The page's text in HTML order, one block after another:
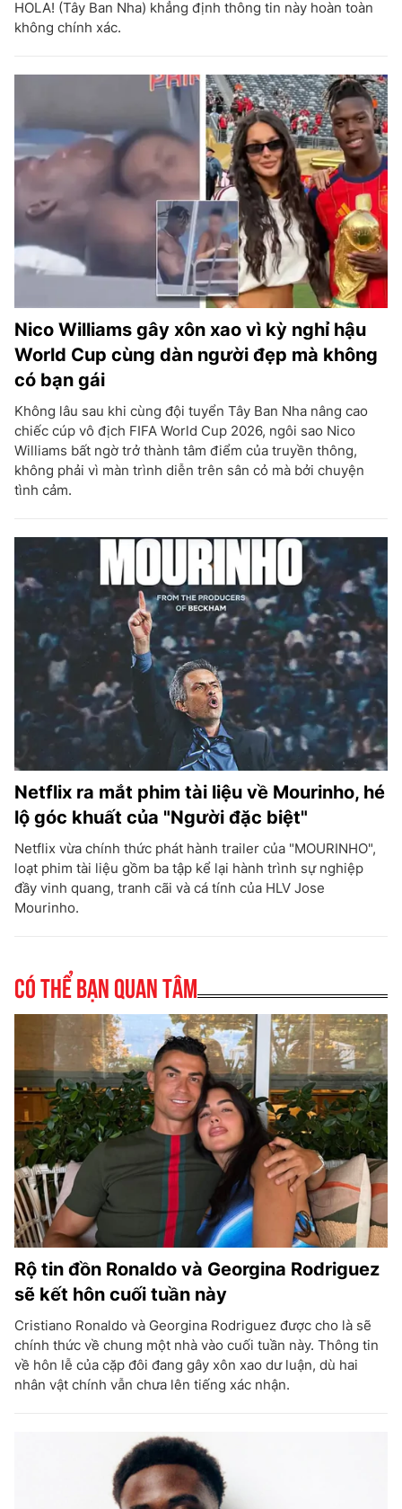
HOLA! (Tây Ban Nha) khẳng định thông tin này hoàn toàn
không chính xác.
Nico Williams gây xôn xao vì kỳ nghỉ hậu
World Cup cùng dàn người đẹp mà không
có bạn gái
Không lâu sau khi cùng đội tuyển Tây Ban Nha nâng cao
chiếc cúp vô địch FIFA World Cup 2026, ngôi sao Nico
Williams bất ngờ trở thành tâm điểm của truyền thông,
không phải vì màn trình diễn trên sân cỏ mà bởi chuyện
tình cảm.
Netflix ra mắt phim tài liệu về Mourinho, hé
lộ góc khuất của "Người đặc biệt"
Netflix vừa chính thức phát hành trailer của "MOURINHO",
loạt phim tài liệu gồm ba tập kể lại hành trình sự nghiệp
đầy vinh quang, tranh cãi và cá tính của HLV Jose
Mourinho.
Có thể bạn quan tâm
Rộ tin đồn Ronaldo và Georgina Rodriguez
sẽ kết hôn cuối tuần này
Cristiano Ronaldo và Georgina Rodriguez được cho là sẽ
chính thức về chung một nhà vào cuối tuần này. Thông tin
về hôn lễ của cặp đôi đang gây xôn xao dư luận, dù hai
nhân vật chính vẫn chưa lên tiếng xác nhận.